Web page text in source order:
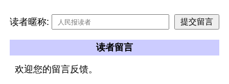
读者暱称:
读者留言
欢迎您的留言反馈。